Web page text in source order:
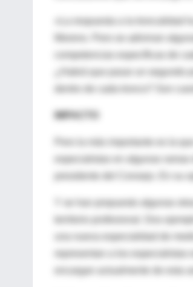
«La respuesta a la troncalidad
Moreno. Pero se adivinan
¿Habrá que pasar un segundo
Pero la más importante es la
especialistas en algunas
presidente del Consejo. En su
Y se han propuesto algunas
territorio profesional. Dos
una nueva especialidad de
representan a los
encargan actualmente de esta